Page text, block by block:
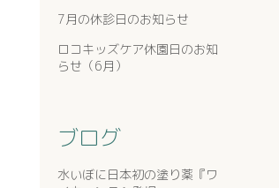
7月の休診日のお知らせ
ロコキッズケア休園日のお知
らせ（6月）
ブログ
水いぼに日本初の塗り薬『ワ